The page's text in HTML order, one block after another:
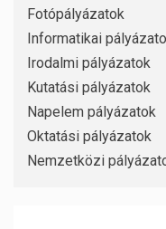
Fotópályázatok
Informatikai
Irodalmi pályázatok
Kutatási pályázatok
Napelem pályázatok
Oktatási pályázatok
Nemzetközi